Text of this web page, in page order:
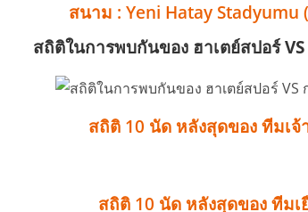
สนาม : Yeni Hatay Stadyumu
สถิติในการพบกันของ ฮาเตย์สปอร์
สถิติ 10 นัด หลังสุดของ ทีมเจ้
สถิติ 10 นัด หลังสุดของ ทีมเ